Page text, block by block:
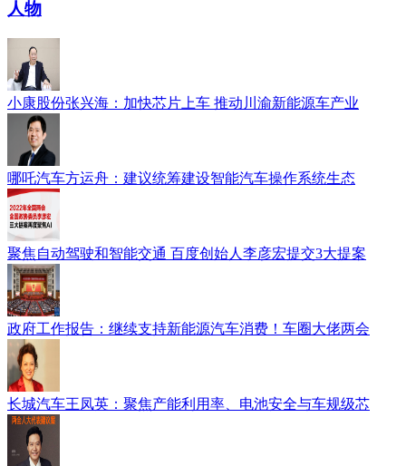
人物
小康股份张兴海：加快芯片上车 推动川渝新能源车产业
哪吒汽车方运舟：建议统筹建设智能汽车操作系统生态
聚焦自动驾驶和智能交通 百度创始人李彦宏提交3大提案
政府工作报告：继续支持新能源汽车消费！车圈大佬两会
长城汽车王凤英：聚焦产能利用率、电池安全与车规级芯